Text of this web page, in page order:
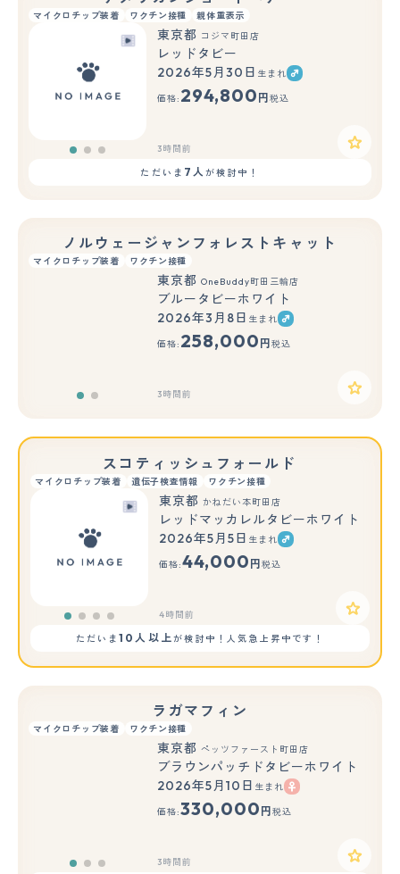
マイクロチップ装着 ワクチン接種 親体重表示
もっと見る
東京都 コジマ町田店
レッドタビー
2026年5月30日 生まれ
価格: 294,800 円 税込
3時間前
ただいま 7人が検討中！
ノルウェージャンフォレストキャット
マイクロチップ装着 ワクチン接種
もっと見る
東京都 OneBuddy町田三輪店
ブルータビーホワイト
2026年3月8日 生まれ
価格: 258,000 円 税込
3時間前
スコティッシュフォールド
マイクロチップ装着 遺伝子検査情報 ワクチン接種
東京都 かねだい本町田店
レッドマッカレルタビーホワイト
2026年5月5日 生まれ
価格:44,000 円 税込
4時間前
ただいま10人以上が検討中！人気急上昇中です！
ラガマフィン
マイクロチップ装着 ワクチン接種
もっと見る
東京都 ペッツファースト町田店
ブラウンパッチドタビーホワイト
2026年5月10日 生まれ
価格:330,000 円 税込
3時間前